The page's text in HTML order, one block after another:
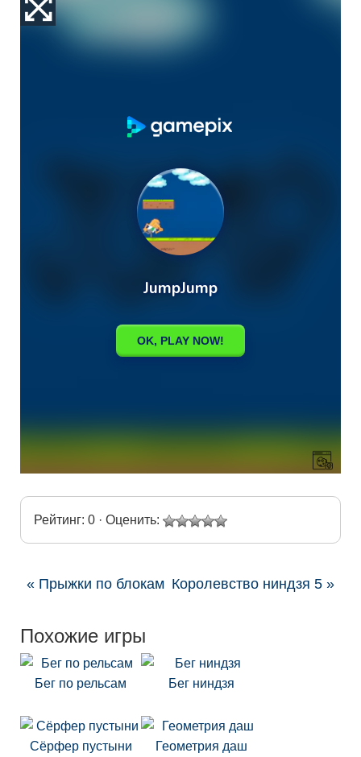
Рейтинг: 0 · Оценить:
« Прыжки по блокам Королевство ниндзя 5 »
Похожие игры
Бег по рельсам Бег ниндзя
Сёрфер пустыни Геометрия даш